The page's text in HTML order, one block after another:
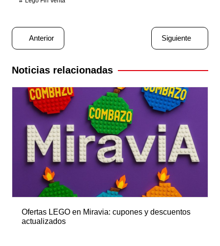
Navegación
de
entradas
Anterior Siguiente
Noticias relacionadas
Ofertas LEGO en Miravia: cupones y descuentos
actualizados